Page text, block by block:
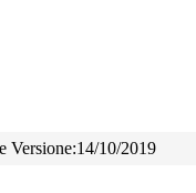
Versione:14/10/2019